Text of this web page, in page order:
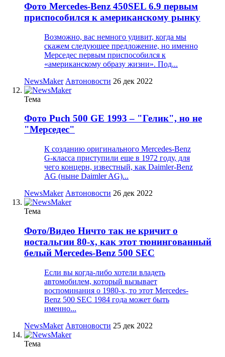
Фото Mercedes-Benz 450SEL 6.9 первым
приспособился к американскому рынку
Возможно, вас немного удивит, когда мы
скажем следующее предложение, но именно
Мерседес первым приспособился к
«американскому образу жизни». Под...
NewsMaker Автоновости 26 дек 2022
Тема
Фото Puch 500 GE 1993 – "Гелик", но не
"Мерседес"
К созданию оригинального Mercedes-Benz
G-класса приступили еще в 1972 году, для
чего концерн, известный, как Daimler-Benz
AG (ныне Daimler AG)...
NewsMaker Автоновости 26 дек 2022
Тема
Фото/Видео Ничто так не кричит о
ностальгии 80-х, как этот тюнингованный
белый Mercedes-Benz 500 SEC
Если вы когда-либо хотели владеть
автомобилем, который вызывает
воспоминания о 1980-х, то этот Mercedes-
Benz 500 SEC 1984 года может быть
именно...
NewsMaker Автоновости 25 дек 2022
Тема